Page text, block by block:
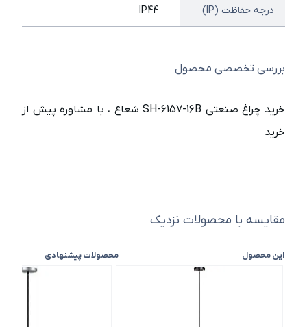
درجه حفاظت (IP) IP44
بررسی تخصصی محصول
خرید چراغ صنعتی SH-6157-16B شعاع ، با مشاوره پیش از
خرید
مقایسه با محصولات نزدیک
این محصول محصولات پیشنهادی